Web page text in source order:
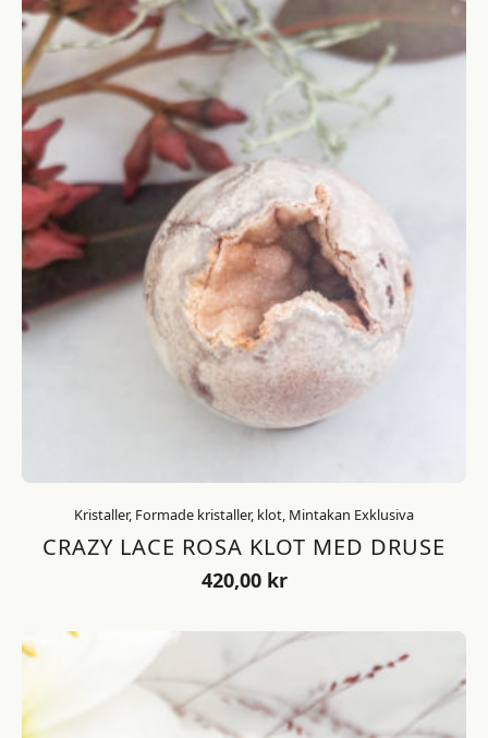
Kristaller, Formade kristaller, klot, Mintakan Exklusiva
CRAZY LACE ROSA KLOT MED DRUSE
420,00 kr